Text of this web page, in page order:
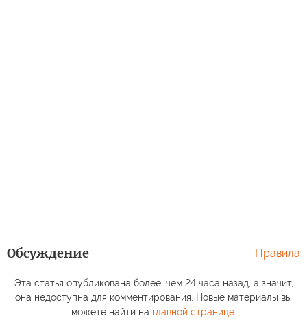
Обсуждение Правила
Эта статья опубликована более, чем 24 часа назад, а значит,
она недоступна для комментирования. Новые материалы вы
можете найти на главной странице.